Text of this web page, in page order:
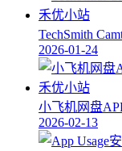
TechSmith
2026-01-24
小飞机网盘
2026-02-13